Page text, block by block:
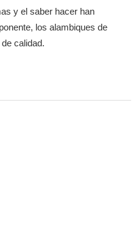
y el saber hacer han
los alambiques de
calidad.